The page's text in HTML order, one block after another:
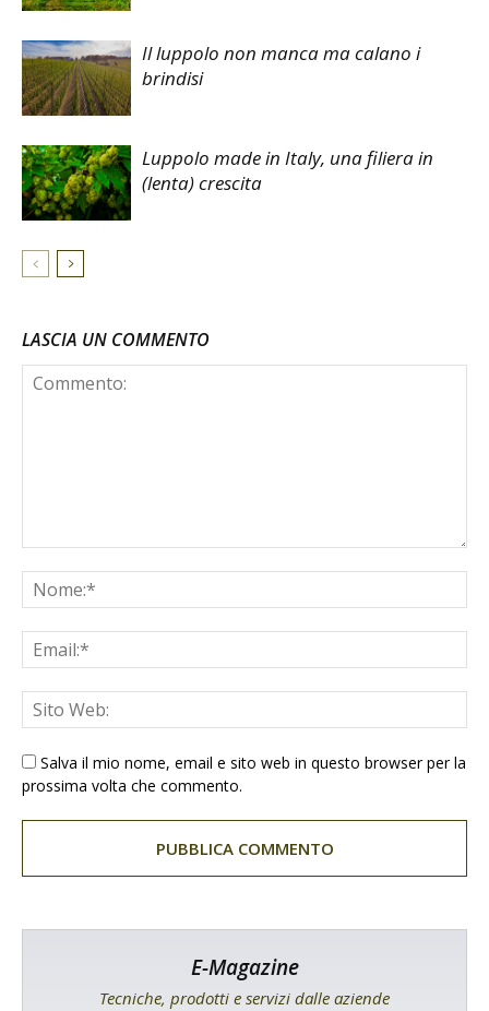
Il luppolo non manca ma calano i
brindisi
Luppolo made in Italy, una filiera in
(lenta) crescita
LASCIA UN COMMENTO
Salva il mio nome, email e sito web in questo browser per la
prossima volta che commento.
E-Magazine
Tecniche, prodotti e servizi dalle aziende